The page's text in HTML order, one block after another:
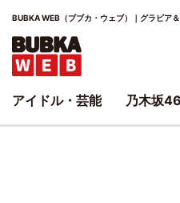
BUBKA WEB（ブブカ・ウェブ）｜グラビア
アイドル・芸能 乃木坂46